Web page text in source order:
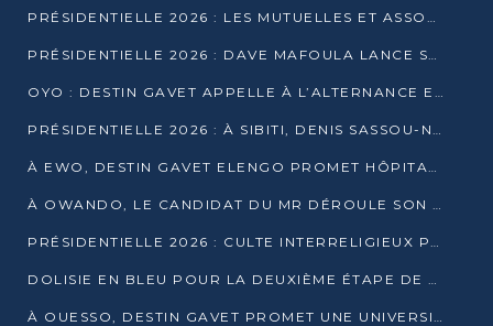
PRÉSIDENTIELLE 2026 : LES MUTUELLES ET ASSOCIATIONS S’IMPLIQUENT DANS LA CAMPAGNE ÉLECTORALE À TIÉ-TIÉ 2 (POINTE-NOIRE)
PRÉSIDENTIELLE 2026 : DAVE MAFOULA LANCE SA « VAGUE DU NOUVEAU DÉPART » À IMPFONDO
OYO : DESTIN GAVET APPELLE À L’ALTERNANCE ET À LA RESPONSABILITÉ DE LA JEUNESSE
PRÉSIDENTIELLE 2026 : À SIBITI, DENIS SASSOU-N’GUESSO PARIE SUR LES RESSOURCES DE LA LEKOUMOU
À EWO, DESTIN GAVET ELENGO PROMET HÔPITAL, CHEMIN DE FER ET AUDIT DES FINANCES PUBLIQUES
À OWANDO, LE CANDIDAT DU MR DÉROULE SON PROGRAMME DE “CHANGEMENT”
PRÉSIDENTIELLE 2026 : CULTE INTERRELIGIEUX POUR LA PAIX À OUENZÉ
DOLISIE EN BLEU POUR LA DEUXIÈME ÉTAPE DE CAMPAGNE DE DSN
À OUESSO, DESTIN GAVET PROMET UNE UNIVERSITÉ POUR LA SANGHA